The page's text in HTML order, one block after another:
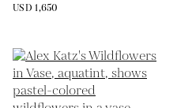
USD 1,650